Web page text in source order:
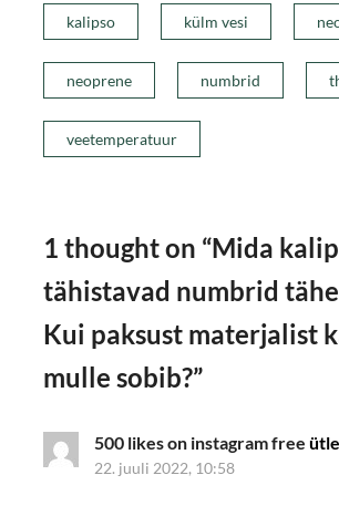
kalipso külm vesi
neoprene numbrid
veetemperatuur
1 thought on “Mida
tähistavad numbrid
Kui paksust materjalist
mulle sobib?”
500 likes on instagram free
22. juuli 2022, 10:58